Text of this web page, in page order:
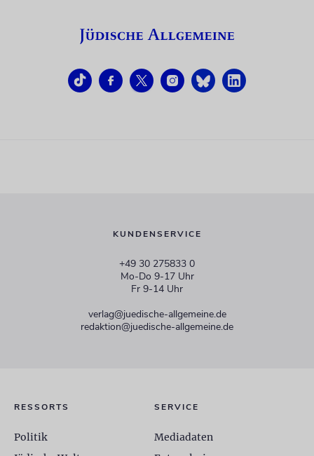
KUNDENSERVICE
+49 30 275833 0
Mo-Do 9-17 Uhr
Fr 9-14 Uhr
verlag@juedische-allgemeine.de
redaktion@juedische-allgemeine.de
RESSORTS
Politik
SERVICE
Mediadaten